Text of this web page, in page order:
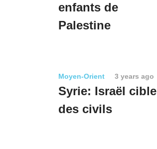
enfants de
Palestine
Moyen-Orient 3 years ago
Syrie: Israël cible
des civils